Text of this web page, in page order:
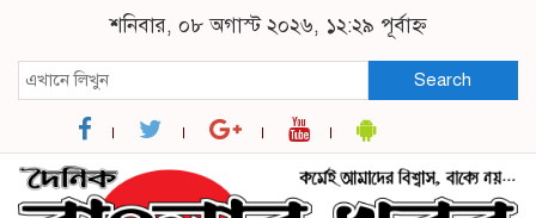
শনিবার, ০৮ অগাস্ট ২০২৬, ১২:২৯ পূর্বাহ্ন
Search